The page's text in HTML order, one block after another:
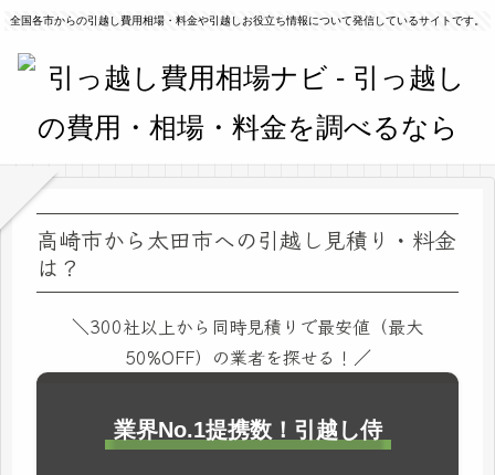
全国各市からの引越し費用相場・料金や引越しお役立ち情報について発信しているサイトです。
高崎市から太田市への引越し見積り・料金
は？
＼300社以上から同時見積りで最安値（最大
50%OFF）の業者を探せる！／
業界No.1提携数！引越し侍